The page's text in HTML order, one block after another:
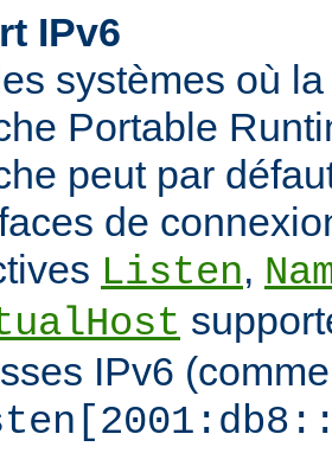
IPv6
systèmes où
Portable
peut par
de
Listen,
IPv6